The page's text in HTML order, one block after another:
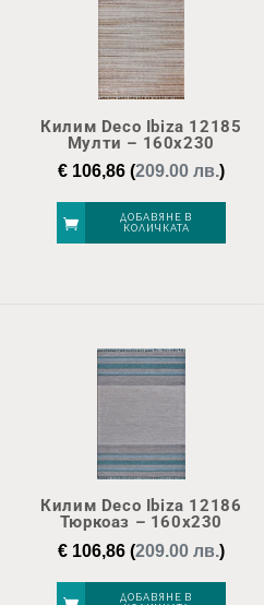
Килим Deco Ibiza 12185
Мулти – 160х230
€106,86(209.00 лв.)
ДОБАВЯНЕ В
КОЛИЧКАТА
Килим Deco Ibiza 12186
Тюркоаз – 160х230
€106,86(209.00 лв.)
ДОБАВЯНЕ В